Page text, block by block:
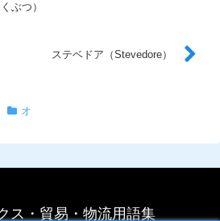
ぶつ）
ステベドア（Stevedore）
オ
ス・貿易・物流用語集